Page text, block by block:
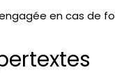
en cas de